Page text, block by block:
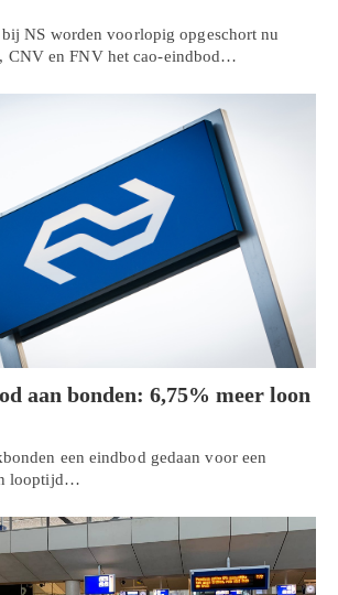
NS worden voorlopig opgeschort nu
CNV en FNV het cao-eindbod…
aan bonden: 6,75% meer loon
een eindbod gedaan voor een
looptijd…